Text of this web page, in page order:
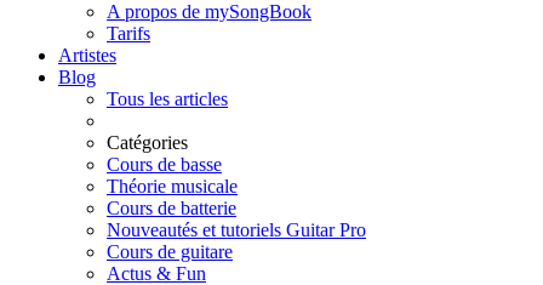
A propos de mySongBook
Tarifs
Artistes
Blog
Tous les articles
Catégories
Cours de basse
Théorie musicale
Cours de batterie
Nouveautés et tutoriels Guitar Pro
Cours de guitare
Actus & Fun